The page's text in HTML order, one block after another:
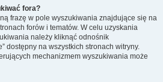
fora?
frazę w pole wyszukiwania znajdujące się na
forów i tematów. W celu uzyskania
należy kliknąć odnośnik
dostępny na wszystkich stronach witryny.
mechanizmem wyszukiwania może